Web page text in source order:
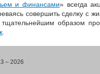
и финансами» всегда
совершить сделку с
образом
– 2026